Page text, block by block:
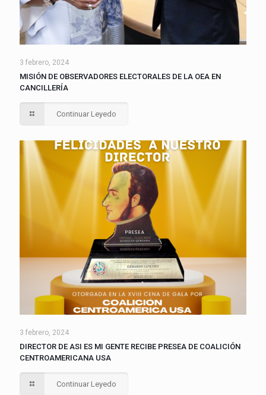
3 febrero, 2024
MISIÓN DE OBSERVADORES ELECTORALES DE LA OEA EN
CANCILLERÍA
Continuar Leyedo
3 febrero, 2024
DIRECTOR DE ASI ES MI GENTE RECIBE PRESEA DE COALICIÓN
CENTROAMERICANA USA
Continuar Leyedo